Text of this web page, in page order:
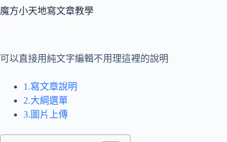
魔方小天地寫文章教學
可以直接用純文字編輯不用理這裡的說明
1.寫文章說明
2.大綱選單
3.圖片上傳